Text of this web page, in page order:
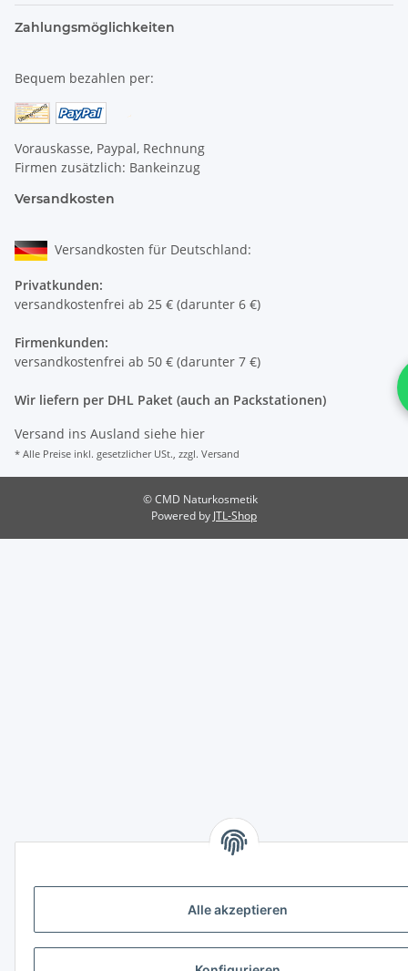
Alle akzeptieren
Zahlungsmöglichkeiten
Bequem bezahlen per:
Vorauskasse, Paypal, Rechnung
Firmen zusätzlich: Bankeinzug
Versandkosten
Versandkosten für Deutschland:
Privatkunden:
versandkostenfrei ab 25 € (darunter 6 €)
Firmenkunden:
versandkostenfrei ab 50 € (darunter 7 €)
Wir liefern per DHL Paket (auch an Packstationen)
Versand ins Ausland siehe hier
* Alle Preise inkl. gesetzlicher USt., zzgl. Versand
© CMD Naturkosmetik
Powered by JTL-Shop